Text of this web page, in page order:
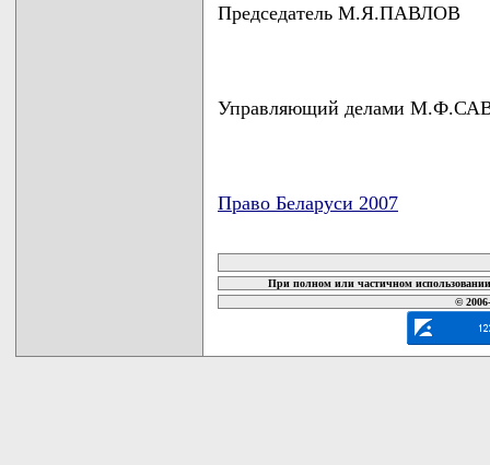
Председатель М.Я.ПАВЛОВ
Управляющий делами
Право Беларуси 2007
При полном или частичном
©